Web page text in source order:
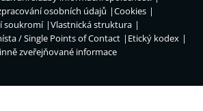
osobních údajů
Cookies
soukromí
Vlastnická struktura
/ Single Points of Contact
Etický kodex
zveřejňované informace